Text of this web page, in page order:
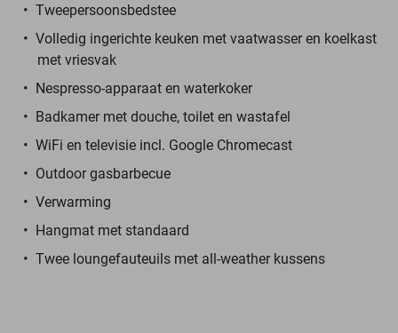
Tweepersoonsbedstee
Volledig ingerichte keuken met vaatwasser en koelkast
met vriesvak
Nespresso-apparaat en waterkoker
Badkamer met douche, toilet en wastafel
WiFi en televisie incl. Google Chromecast
Outdoor gasbarbecue
Verwarming
Hangmat met standaard
Twee loungefauteuils met all-weather kussens